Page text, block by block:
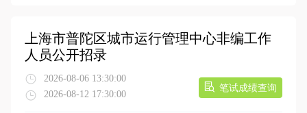
上海市普陀区城市运行管理中心非编工作
人员公开招录
2026-08-06 13:30:00
2026-08-12 17:30:00
笔试成绩查询